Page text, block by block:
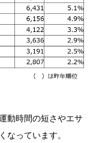
動時間の短さやエサ
なっています。